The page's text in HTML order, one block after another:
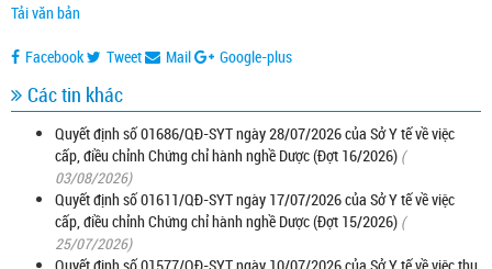
Tải văn bản
Facebook Tweet Mail Google-plus
Các tin khác
Quyết định số 01686/QĐ-SYT ngày 28/07/2026 của Sở Y tế về việc
cấp, điều chỉnh Chứng chỉ hành nghề Dược (Đợt 16/2026) (
03/08/2026)
Quyết định số 01611/QĐ-SYT ngày 17/07/2026 của Sở Y tế về việc
cấp, điều chỉnh Chứng chỉ hành nghề Dược (Đợt 15/2026) (
25/07/2026)
Quyết định số 01577/QĐ-SYT ngày 10/07/2026 của Sở Y tế về việc thu